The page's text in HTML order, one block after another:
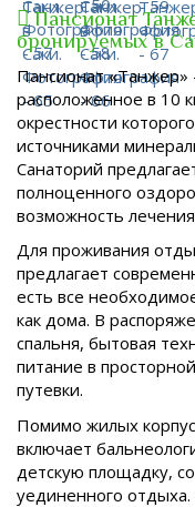
Пансионат
бронируемых в
Пансионат
расположенное в 10
окрестности
источниками
Санаторий
полноценного
возможность
Для проживания
предлагает
есть все
как дома. В
спальня, бытовая
питание в
путевки.
Помимо жилых
включает
детскую площадку,
уединенного отдыха.